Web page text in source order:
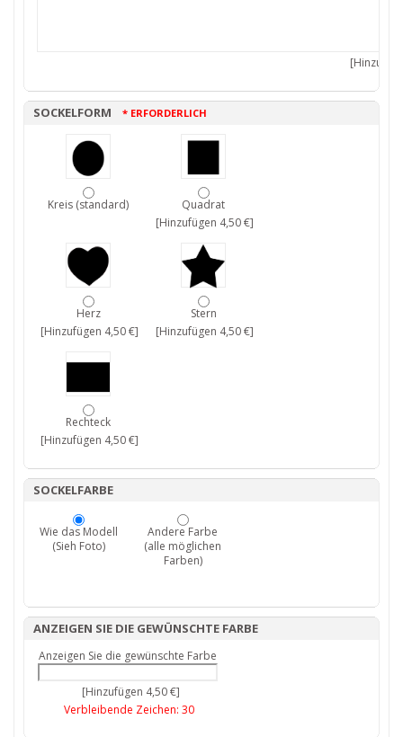
SOCKELFORM * ERFORDERLICH
Kreis (standard)
Quadrat
[Hinzufügen 4,50 €]
Herz
[Hinzufügen 4,50 €]
Stern
[Hinzufügen 4,50 €]
Rechteck
[Hinzufügen 4,50 €]
SOCKELFARBE
Wie das Modell
(Sieh Foto)
Andere Farbe
(alle möglichen
Farben)
ANZEIGEN SIE DIE GEWÜNSCHTE FARBE
Anzeigen Sie die gewünschte Farbe
[Hinzufügen 4,50 €]
Verbleibende Zeichen: 30